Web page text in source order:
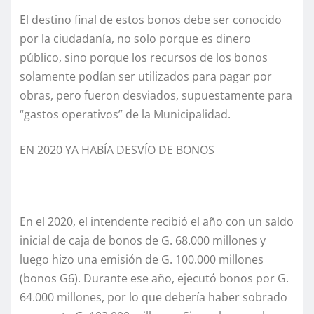
El destino final de estos bonos debe ser conocido
por la ciudadanía, no solo porque es dinero
público, sino porque los recursos de los bonos
solamente podían ser utilizados para pagar por
obras, pero fueron desviados, supuestamente para
“gastos operativos” de la Municipalidad.
EN 2020 YA HABÍA DESVÍO DE BONOS
En el 2020, el intendente recibió el año con un saldo
inicial de caja de bonos de G. 68.000 millones y
luego hizo una emisión de G. 100.000 millones
(bonos G6). Durante ese año, ejecutó bonos por G.
64.000 millones, por lo que debería haber sobrado